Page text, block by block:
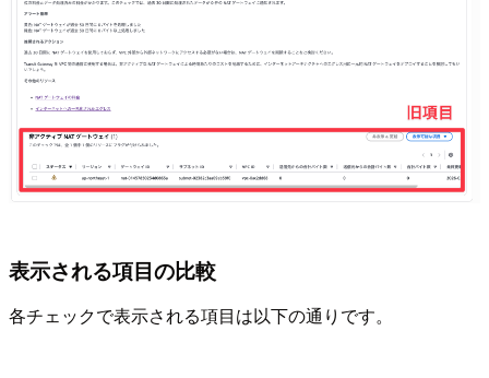
表示される項目の比較
各チェックで表示される項目は以下の通りです。